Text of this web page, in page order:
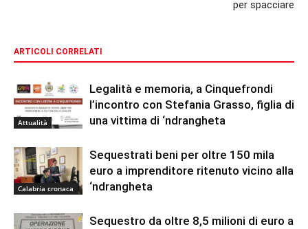
per spacciare
ARTICOLI CORRELATI
Attualità
Legalità e memoria, a Cinquefrondi
l’incontro con Stefania Grasso, figlia di
una vittima di ‘ndrangheta
Calabria cronaca
Sequestrati beni per oltre 150 mila
euro a imprenditore ritenuto vicino alla
‘ndrangheta
Sequestro da oltre 8,5 milioni di euro a